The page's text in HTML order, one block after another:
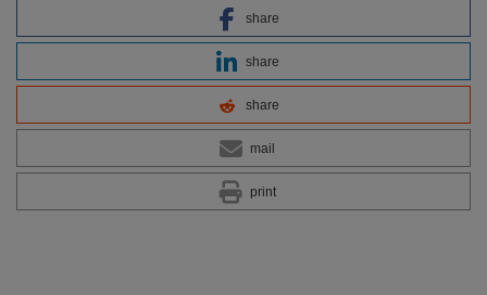
share
share
share
mail
print